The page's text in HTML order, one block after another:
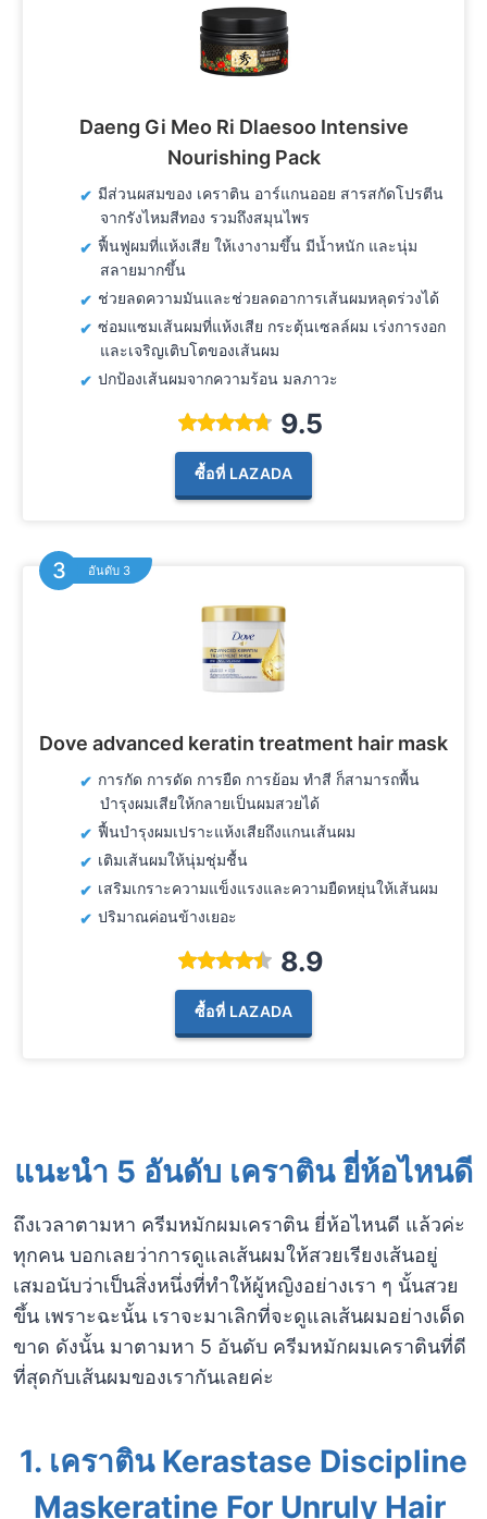
Daeng Gi Meo Ri Dlaesoo Intensive
Nourishing Pack
มีส่วนผสมของ เคราติน อาร์แกนออย สารสกัดโปรตีน
จากรังไหมสีทอง รวมถึงสมุนไพร
ฟื้นฟูผมที่แห้งเสีย ให้เงางามขึ้น มีน้ำหนัก และนุ่ม
สลายมากขึ้น
ช่วยลดความมันและช่วยลดอาการเส้นผมหลุดร่วงได้
ซ่อมแซมเส้นผมที่แห้งเสีย กระตุ้นเซลล์ผม เร่งการงอก
และเจริญเติบโตของเส้นผม
ปกป้องเส้นผมจากความร้อน มลภาวะ
9.5
ซื้อที่ LAZADA
อันดับ 3
Dove advanced keratin treatment hair mask
การกัด การดัด การยืด การย้อม ทำสี ก็สามารถพื้น
บำรุงผมเสียให้กลายเป็นผมสวยได้
ฟื้นบำรุงผมเปราะแห้งเสียถึงแกนเส้นผม
เติมเส้นผมให้นุ่มชุ่มชื้น
เสริมเกราะความแข็งแรงและความยืดหยุ่นให้เส้นผม
ปริมาณค่อนข้างเยอะ
8.9
ซื้อที่ LAZADA
แนะนำ 5 อันดับ เคราติน ยี่ห้อไหนดี
ถึงเวลาตามหา ครีมหมักผมเคราติน ยี่ห้อไหนดี แล้วค่ะ
ทุกคน บอกเลยว่าการดูแลเส้นผมให้สวยเรียงเส้นอยู่
เสมอนับว่าเป็นสิ่งหนึ่งที่ทำให้ผู้หญิงอย่างเรา ๆ นั้นสวย
ขึ้น เพราะฉะนั้น เราจะมาเลิกที่จะดูแลเส้นผมอย่างเด็ด
ขาด ดังนั้น มาตามหา 5 อันดับ ครีมหมักผมเคราตินที่ดี
ที่สุดกับเส้นผมของเรากันเลยค่ะ
1. เคราติน Kerastase Discipline
Maskeratine For Unruly Hair